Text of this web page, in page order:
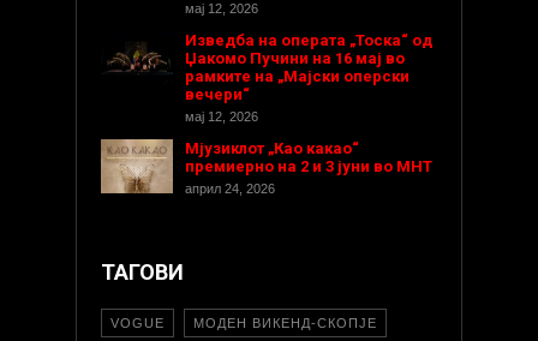
мај 12, 2026
Изведба на операта „Тоска“ од
Џакомо Пучини на 16 мај во
рамките на „Мајски оперски
вечери“
мај 12, 2026
Мјузиклот „Као какао“
премиерно на 2 и 3 јуни во МНТ
април 24, 2026
ТАГОВИ
VOGUE МОДЕН ВИКЕНД-СКОПЈЕ